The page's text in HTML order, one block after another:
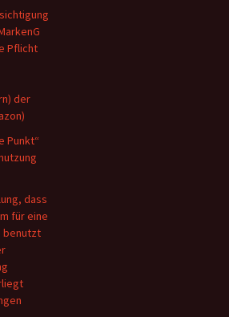
Pflicht
der
Punkt“
dass
für eine
benutzt